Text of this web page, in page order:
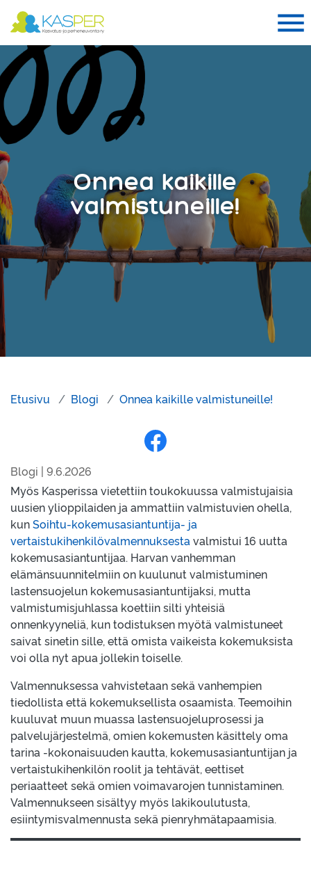
Suomen Kasper ry
Onnea kaikille
valmistuneille!
Etusivu Blogi Onnea kaikille valmistuneille!
Blogi | 9.6.2026
Myös Kasperissa vietettiin toukokuussa valmistujaisia
uusien ylioppilaiden ja ammattiin valmistuvien ohella,
kunSoihtu-kokemusasiantuntija- ja
vertaistukihenkilövalmennuksesta valmistui 16 uutta
kokemusasiantuntijaa. Harvan vanhemman
elämänsuunnitelmiin on kuulunut valmistuminen
lastensuojelun kokemusasiantuntijaksi, mutta
valmistumisjuhlassa koettiin silti yhteisiä
onnenkyyneliä, kun todistuksen myötä valmistuneet
saivat sinetin sille, että omista vaikeista kokemuksista
voi olla nyt apua jollekin toiselle.
Valmennuksessa vahvistetaan sekä vanhempien
tiedollista että kokemuksellista osaamista. Teemoihin
kuuluvat muun muassa lastensuojeluprosessi ja
palvelujärjestelmä, omien kokemusten käsittely oma
tarina -kokonaisuuden kautta, kokemusasiantuntijan ja
vertaistukihenkilön roolit ja tehtävät, eettiset
periaatteet sekä omien voimavarojen tunnistaminen.
Valmennukseen sisältyy myös lakikoulutusta,
esiintymisvalmennusta sekä pienryhmätapaamisia.